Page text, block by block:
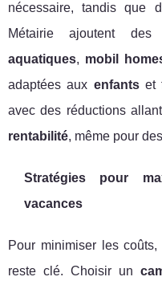
nécessaire, tandis que
Métairie ajoutent
aquatiques, mobil
adaptées aux enfantset
avec des réductions
rentabilité, même pour
Stratégies pour
vacances
Pour minimiser les
reste clé. Choisir un